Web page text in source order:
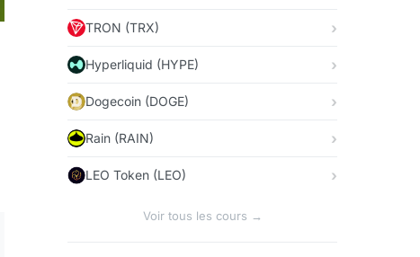
TRON (TRX)
Hyperliquid (HYPE)
Dogecoin (DOGE)
Rain (RAIN)
LEO Token (LEO)
Voir tous les cours →